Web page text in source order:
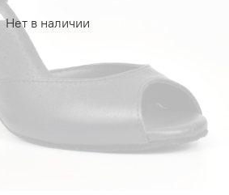
Нет в наличии